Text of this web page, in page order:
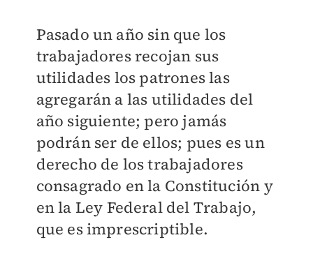
Pasado un año sin que los
trabajadores recojan sus
utilidades los patrones las
agregarán a las utilidades del
año siguiente; pero jamás
podrán ser de ellos; pues es un
derecho de los trabajadores
consagrado en la Constitución y
en la Ley Federal del Trabajo,
que es imprescriptible.